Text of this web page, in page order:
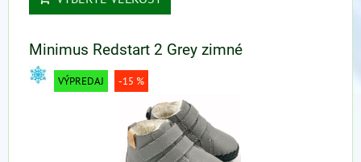
Minimus Redstart 2 Grey zimné
VÝPREDAJ -15 %